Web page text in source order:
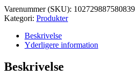
kr. 500,00. kr. 475,00.
Varenummer (SKU):
Kategori: Produkter
Beskrivelse
Yderligere information
Beskrivelse